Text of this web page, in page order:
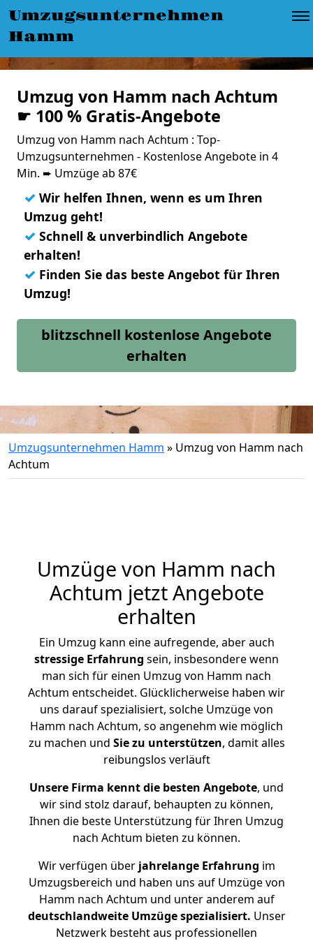
Umzugsunternehmen
Hamm
Umzug von Hamm nach Achtum
☛ 100 % Gratis-Angebote
Umzug von Hamm nach Achtum : Top-
Umzugsunternehmen - Kostenlose Angebote in 4
Min. ➨ Umzüge ab 87€
✓ Wir helfen Ihnen, wenn es um Ihren
Umzug geht!
✓ Schnell & unverbindlich Angebote
erhalten!
✓ Finden Sie das beste Angebot für Ihren
Umzug!
blitzschnell kostenlose Angebote
erhalten
Umzugsunternehmen Hamm » Umzug von Hamm nach
Achtum
Umzüge von Hamm nach
Achtum jetzt Angebote
erhalten
Ein Umzug kann eine aufregende, aber auch
stressige Erfahrung sein, insbesondere wenn
man sich für einen Umzug von Hamm nach
Achtum entscheidet. Glücklicherweise haben wir
uns darauf spezialisiert, solche Umzüge von
Hamm nach Achtum, so angenehm wie möglich
zu machen und Sie zu unterstützen, damit alles
reibungslos verläuft
Unsere Firma kennt die besten Angebote, und
wir sind stolz darauf, behaupten zu können,
Ihnen die beste Unterstützung für Ihren Umzug
nach Achtum bieten zu können.
Wir verfügen überjahrelange Erfahrung im
Umzugsbereich und haben uns auf Umzüge von
Hamm nach Achtum und unter anderem auf
deutschlandweite Umzüge spezialisiert. Unser
Netzwerk besteht aus professionellen